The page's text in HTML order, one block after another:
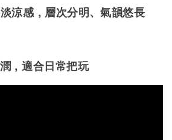
涼感，層次分明、氣韻悠長
，適合日常把玩